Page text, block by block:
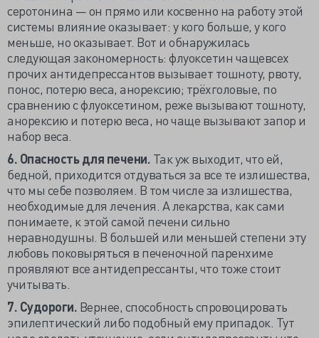
серотонина — он прямо или косвенно на работу этой
системы влияние оказывает: у кого больше, у кого
меньше, но оказывает. Вот и обнаружилась
следующая закономерность: флуоксетин чащевсех
прочих антидепрессантов вызывает тошноту, рвоту,
понос, потерю веса, анорексию; трёхголовые, по
сравнению с флуоксетином, реже вызывают тошноту,
анорексию и потерю веса, но чаще вызывают запор и
набор веса.
6. Опасность для печени. Так уж выходит, что ей,
бедной, приходится отдуваться за все те излишества,
что мы себе позволяем. В том числе за излишества,
необходимые для лечения. А лекарства, как сами
понимаете, к этой самой печени сильно
неравнодушны. В большей или меньшей степени эту
любовь поковыряться в печеночной паренхиме
проявляют все антидепрессанты, что тоже стоит
учитывать.
7. Судороги. Вернее, способность спровоцировать
эпилептический либо подобный ему припадок. Тут